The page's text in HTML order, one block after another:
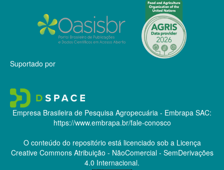
Suportado por
Empresa Brasileira de Pesquisa Agropecuária - Embrapa SAC:
https://www.embrapa.br/fale-conosco
O conteúdo do repositório está licenciado sob a Licença
Creative CommonsAtribuição - NãoComercial - SemDerivações
4.0 Internacional.